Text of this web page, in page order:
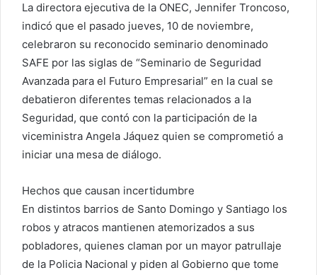
La directora ejecutiva de la ONEC, Jennifer Troncoso,
indicó que el pasado jueves, 10 de noviembre,
celebraron su reconocido seminario denominado
SAFE por las siglas de “Seminario de Seguridad
Avanzada para el Futuro Empresarial” en la cual se
debatieron diferentes temas relacionados a la
Seguridad, que contó con la participación de la
viceministra Angela Jáquez quien se comprometió a
iniciar una mesa de diálogo.
Hechos que causan incertidumbre
En distintos barrios de Santo Domingo y Santiago los
robos y atracos mantienen atemorizados a sus
pobladores, quienes claman por un mayor patrullaje
de la Policia Nacional y piden al Gobierno que tome